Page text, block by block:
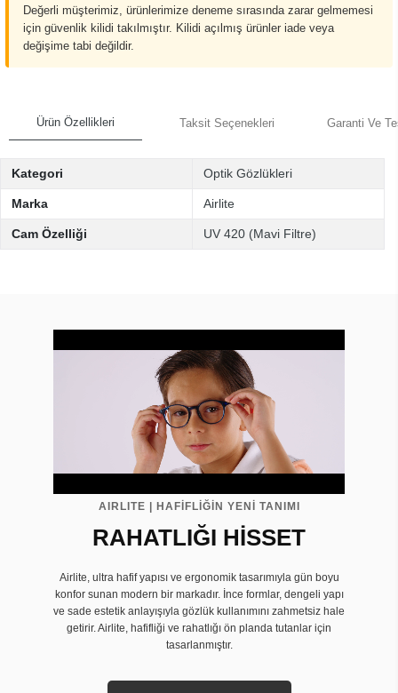
Değerli müşterimiz, ürünlerimize deneme sırasında zarar gelmemesi
için güvenlik kilidi takılmıştır. Kilidi açılmış ürünler iade veya
değişime tabi değildir.
Ürün Özellikleri Taksit Seçenekleri Garanti Ve
Kategori Optik Gözlükleri
Marka Airlite
Cam Özelliği UV 420 (Mavi Filtre)
AIRLITE | HAFİFLİĞİN YENİ TANIMI
RAHATLIĞI HİSSET
Airlite, ultra hafif yapısı ve ergonomik tasarımıyla gün boyu
konfor sunan modern bir markadır. İnce formlar, dengeli yapı
ve sade estetik anlayışıyla gözlük kullanımını zahmetsiz hale
getirir. Airlite, hafifliği ve rahatlığı ön planda tutanlar için
tasarlanmıştır.